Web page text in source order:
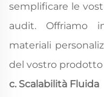
semplificare le
audit. Offriamo
materiali
del vostro
c. Scalabilità Fluida